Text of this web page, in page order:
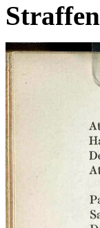
Straffen